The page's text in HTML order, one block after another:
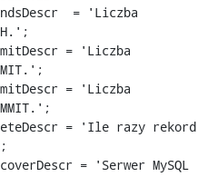
= 'Liczba
= 'Liczba